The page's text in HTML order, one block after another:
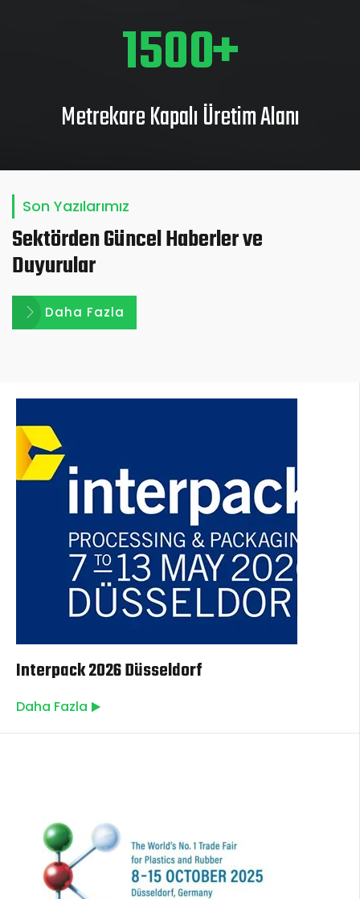
2141
Metrekare Kapalı Üretim Alanı
Son Yazılarımız
Sektörden Güncel Haberler ve
Duyurular
Daha Fazla
Interpack 2026 Düsseldorf
Daha Fazla